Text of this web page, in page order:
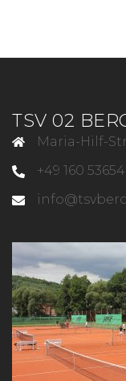
TSV 02
Maria-Hilf-
+49 160